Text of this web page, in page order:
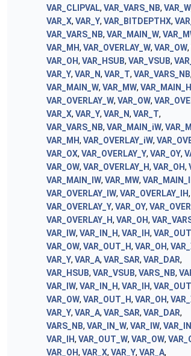
VAR_CLIPVAL, VAR_VARS_NB, VAR_W
VAR_X, VAR_Y, VAR_BITDEPTHX,
VAR_VARS_NB, VAR_MAIN_W,
VAR_MH, VAR_OVERLAY_W, VAR_OW,
VAR_OH, VAR_HSUB, VAR_VSUB,
VAR_Y, VAR_N, VAR_T, VAR_VARS_NB,
VAR_MAIN_W, VAR_MW, VAR_MAIN_H
VAR_OVERLAY_W, VAR_OW,
VAR_X, VAR_Y, VAR_N, VAR_T,
VAR_VARS_NB, VAR_MAIN_iW,
VAR_MH, VAR_OVERLAY_iW,
VAR_OX, VAR_OVERLAY_Y, VAR_OY,
VAR_OW, VAR_OVERLAY_H, VAR_OH,
VAR_MAIN_IW, VAR_MW,
VAR_OVERLAY_IW, VAR_OVERLAY_IH,
VAR_OVERLAY_Y, VAR_OY,
VAR_OVERLAY_H, VAR_OH,
VAR_IW, VAR_IN_H, VAR_IH,
VAR_OW, VAR_OUT_H, VAR_OH,
VAR_Y, VAR_A, VAR_SAR, VAR_DAR,
VAR_HSUB, VAR_VSUB, VARS_NB,
VAR_IW, VAR_IN_H, VAR_IH,
VAR_OW, VAR_OUT_H, VAR_OH,
VAR_Y, VAR_A, VAR_SAR, VAR_DAR,
VARS_NB, VAR_IN_W, VAR_IW,
VAR_IH, VAR_OUT_W, VAR_OW,
VAR_OH, VAR_X, VAR_Y, VAR_A,